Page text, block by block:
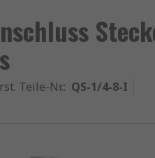
Teile-Nr.: QS-1/4-8-I